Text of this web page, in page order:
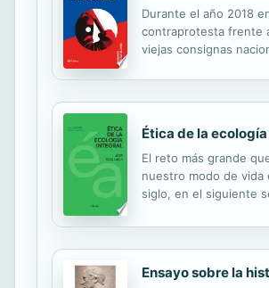
Durante el año 2018
contraprotesta frente
viejas consignas
Ética de la
El reto más grande
nuestro modo de vida
siglo, en el siguiente
Ensayo sobre la